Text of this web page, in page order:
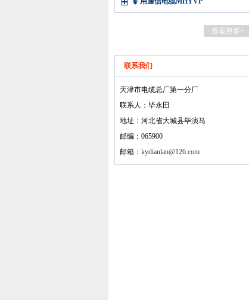
查看更多+
联系我们
天津市电缆总厂第一分厂
联系人：毕永田
地址：河北省大城县毕演马
邮编：065900
邮箱： kydianlan@126.com